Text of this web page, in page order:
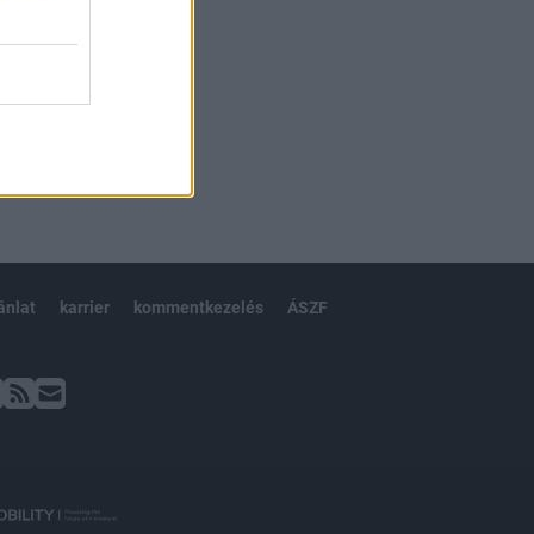
karrier kommentkezelés ÁSZF